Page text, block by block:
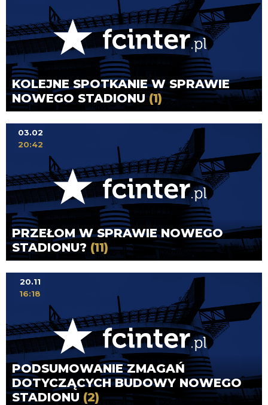
KOLEJNE SPOTKANIE W SPRAWIE
NOWEGO STADIONU(1)
PRZEŁOM W SPRAWIE NOWEGO
STADIONU? (11)
03.02
20:42
PODSUMOWANIE ZMAGAŃ
DOTYCZĄCYCH BUDOWY NOWEGO
STADIONU (2)
20.11
16:18